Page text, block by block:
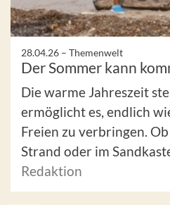
28.04.26 – Themenwelt
Der Sommer kann
Die warme Jahreszeit
ermöglicht es, endlich
Freien zu verbringen.
Strand oder im
Redaktion